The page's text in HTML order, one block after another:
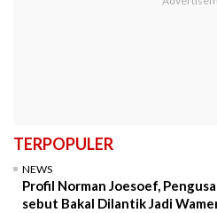
TERPOPULER
NEWS
Profil Norman Joesoef,
sebut Bakal Dilantik Jadi